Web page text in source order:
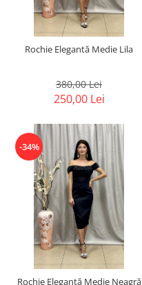
Rochie Elegantă Medie Lila
380,00 Lei
250,00 Lei
-34%
Rochie Elegantă Medie Neagră